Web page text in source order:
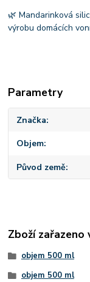
🌿 Mandarinková
výrobu domácích
Parametry
Značka
Objem
Původ země
Zboží zařazeno
objem 500 ml
objem 500 ml